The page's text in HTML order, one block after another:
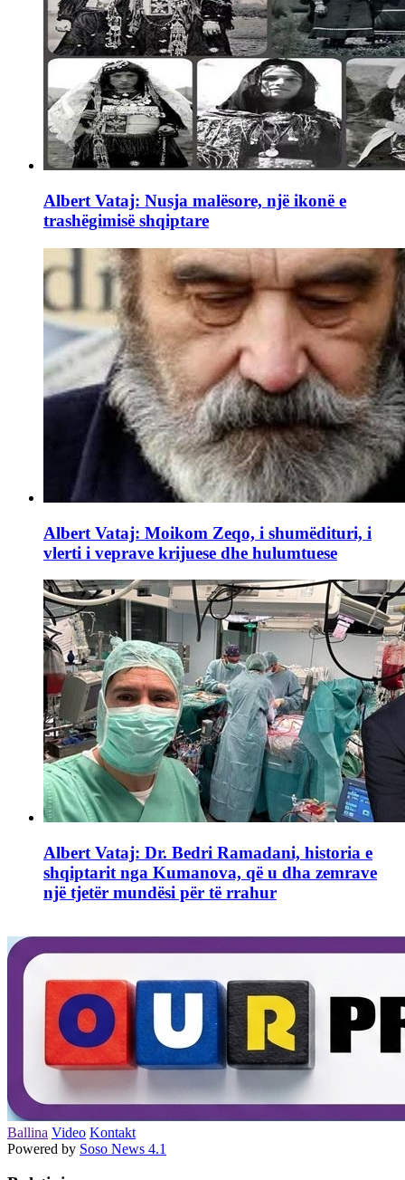
Albert Vataj: Nusja malësore, një ikonë e
trashëgimisë shqiptare
Albert Vataj: Moikom Zeqo, i shumëdituri, i
vlerti i veprave krijuese dhe hulumtuese
Albert Vataj: Dr. Bedri Ramadani, historia e
shqiptarit nga Kumanova, që u dha zemrave
një tjetër mundësi për të rrahur
Ballina Video Kontakt
Powered by Soso News 4.1